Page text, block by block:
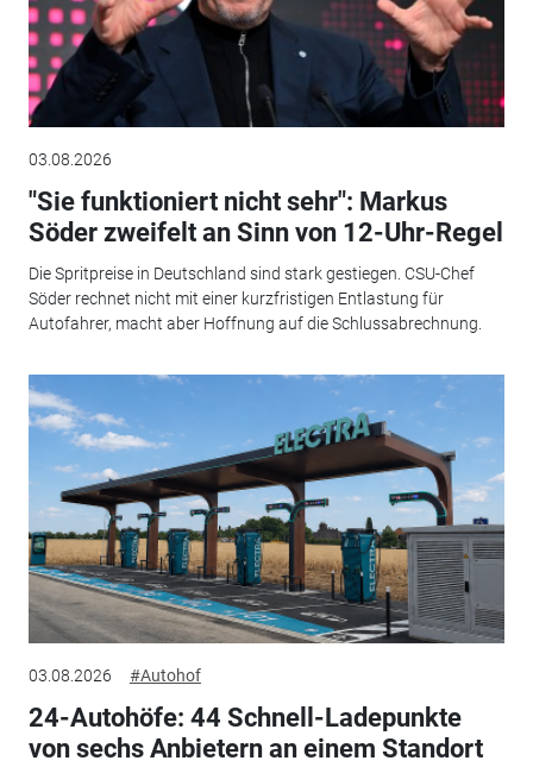
03.08.2026
"Sie funktioniert nicht sehr": Markus
Söder zweifelt an Sinn von 12-Uhr-Regel
Die Spritpreise in Deutschland sind stark gestiegen. CSU-Chef
Söder rechnet nicht mit einer kurzfristigen Entlastung für
Autofahrer, macht aber Hoffnung auf die Schlussabrechnung.
03.08.2026 #Autohof
24-Autohöfe: 44 Schnell-Ladepunkte
von sechs Anbietern an einem Standort